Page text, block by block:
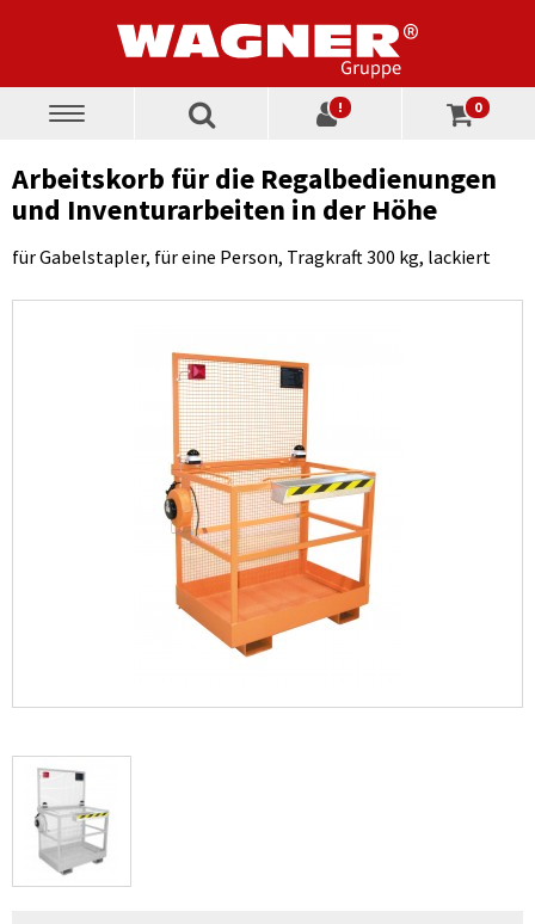
Toggle
! 0
Arbeitskorb für die Regalbedienungen
und Inventurarbeiten in der Höhe
für Gabelstapler, für eine Person, Tragkraft 300 kg, lackiert